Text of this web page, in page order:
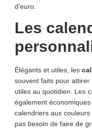
d’euro.
Les
Élégants et utiles, les
souvent faits pour attirer
utiles au quotidien. Les
également
calendriers aux
pas besoin de faire de